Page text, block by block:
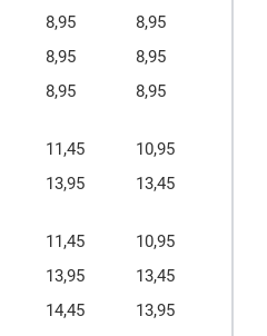
8,95
8,95
8,95
8,95
8,95 8,95
11,45
10,95
13,95 13,45
11,45
10,95
13,95
13,45
14,45
13,95